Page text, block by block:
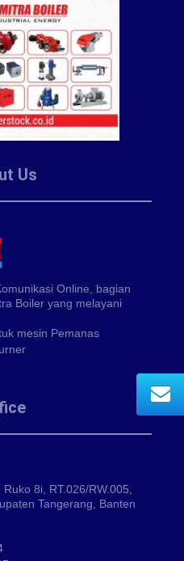
Us
Online, bagian
Boiler yang melayani
mesin Pemanas
8i, RT.026/RW.005,
Tangerang, Banten